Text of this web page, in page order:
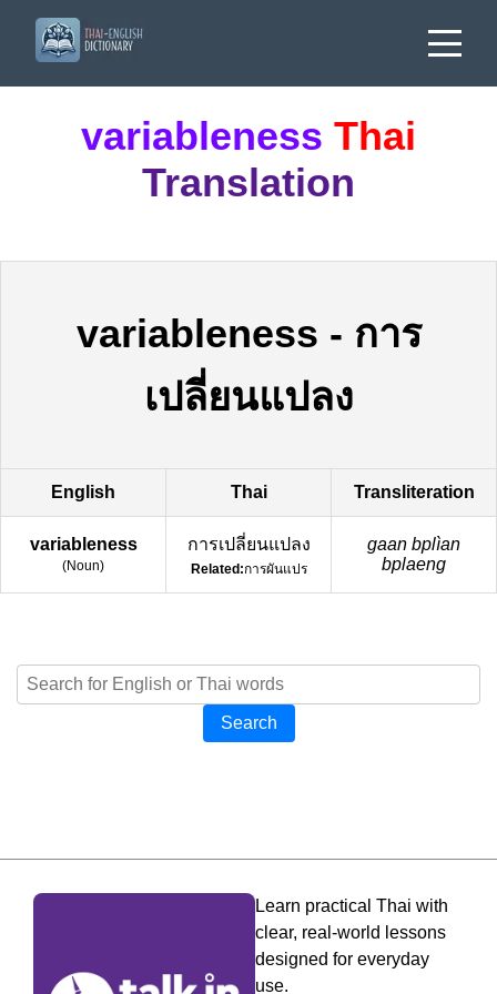
variableness Thai
Translation
variableness - การ
เปลี่ยนแปลง
English Thai Transliteration
variableness
(Noun)
การเปลี่ยนแปลง
Related:การผันแปร
gaan bplìan
bplaeng
Search
Learn practical Thai with
clear, real-world lessons
designed for everyday
use.